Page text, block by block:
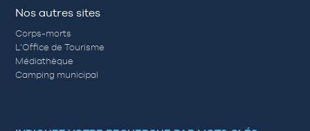
Nos autres sites
Corps-morts
L’Office de Tourisme
Médiathèque
Camping municipal